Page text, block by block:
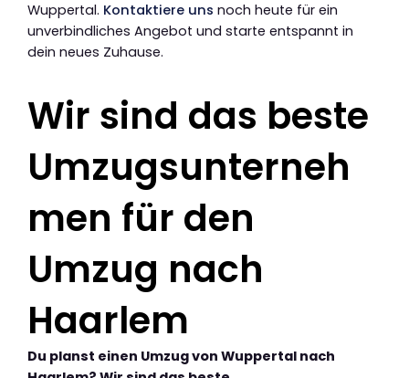
Wuppertal. Kontaktiere uns noch heute für ein
unverbindliches Angebot und starte entspannt in
dein neues Zuhause.
Wir sind das beste
Umzugsunterneh
men für den
Umzug nach
Haarlem
Du planst einen Umzug von Wuppertal nach